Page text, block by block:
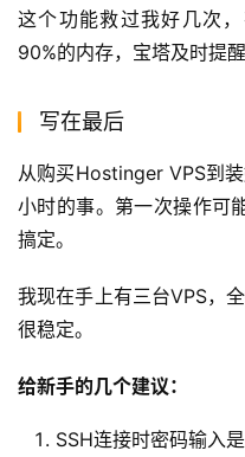
这个功能救过我好几次
90%的内存，宝塔及时提
写在最后
从购买Hostinger VPS到
小时的事。第一次操作可
搞定。
我现在手上有三台VPS，
很稳定。
给新手的几个建议：
SSH连接时密码输入